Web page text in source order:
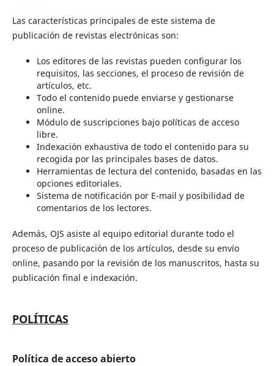
Las características principales de este sistema de
publicación de revistas electrónicas son:
Los editores de las revistas pueden configurar los
requisitos, las secciones, el proceso de revisión de
artículos, etc.
Todo el contenido puede enviarse y gestionarse
online.
Módulo de suscripciones bajo políticas de acceso
libre.
Indexación exhaustiva de todo el contenido para su
recogida por las principales bases de datos.
Herramientas de lectura del contenido, basadas en las
opciones editoriales.
Sistema de notificación por E-mail y posibilidad de
comentarios de los lectores.
Además, OJS asiste al equipo editorial durante todo el
proceso de publicación de los artículos, desde su envío
online, pasando por la revisión de los manuscritos, hasta su
publicación final e indexación.
POLÍTICAS
Política de acceso abierto